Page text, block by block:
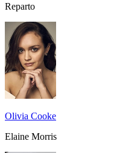
Reparto
Olivia Cooke
Elaine Morris